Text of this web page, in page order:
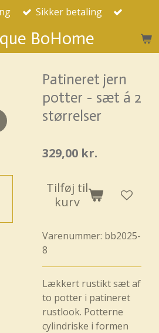
BoHome
Sikker betaling
Patineret jern
potter - sæt á 2
størrelser
329,00 kr.
Tilføj til
kurv
Varenummer: bb2025-
8
Lækkert rustikt sæt af
to potter i patineret
rustlook. Potterne
cylindriske i formen